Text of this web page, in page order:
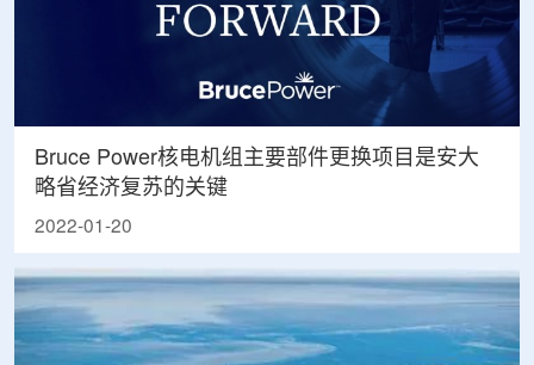
Bruce Power核电机组主要部件更换项目是安大
略省经济复苏的关键
2022-01-20